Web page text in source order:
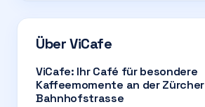
ÜberViCafe
ViCafe: Ihr Café für besondere
Kaffeemomente an der Zürcher
Bahnhofstrasse